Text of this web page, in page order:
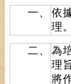
一、
依
理。
二、
為
理
將